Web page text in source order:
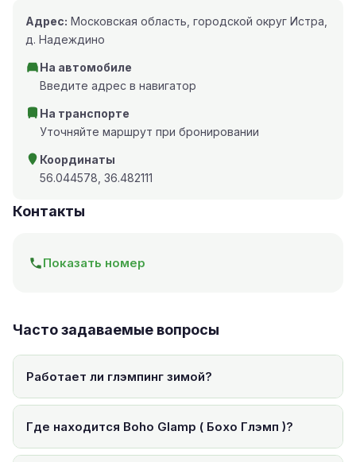
Адрес: Московская область, городской округ Истра,
д. Надеждино
На автомобиле
Введите адрес в навигатор
На транспорте
Уточняйте маршрут при бронировании
Координаты
56.044578, 36.482111
Контакты
Показать номер
Часто задаваемые вопросы
Работает ли глэмпинг зимой?
Где находится Boho Glamp ( Бохо Глэмп )?